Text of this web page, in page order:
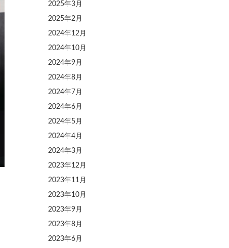
2025年3月
2025年2月
2024年12月
2024年10月
2024年9月
2024年8月
2024年7月
2024年6月
2024年5月
2024年4月
2024年3月
2023年12月
2023年11月
2023年10月
2023年9月
2023年8月
2023年6月